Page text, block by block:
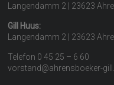
Langendamm 2 | 23623
Gill Huus:
Langendamm 2 | 23623
Telefon 0 45 25 – 6 60
vorstand@ahrensboeker-